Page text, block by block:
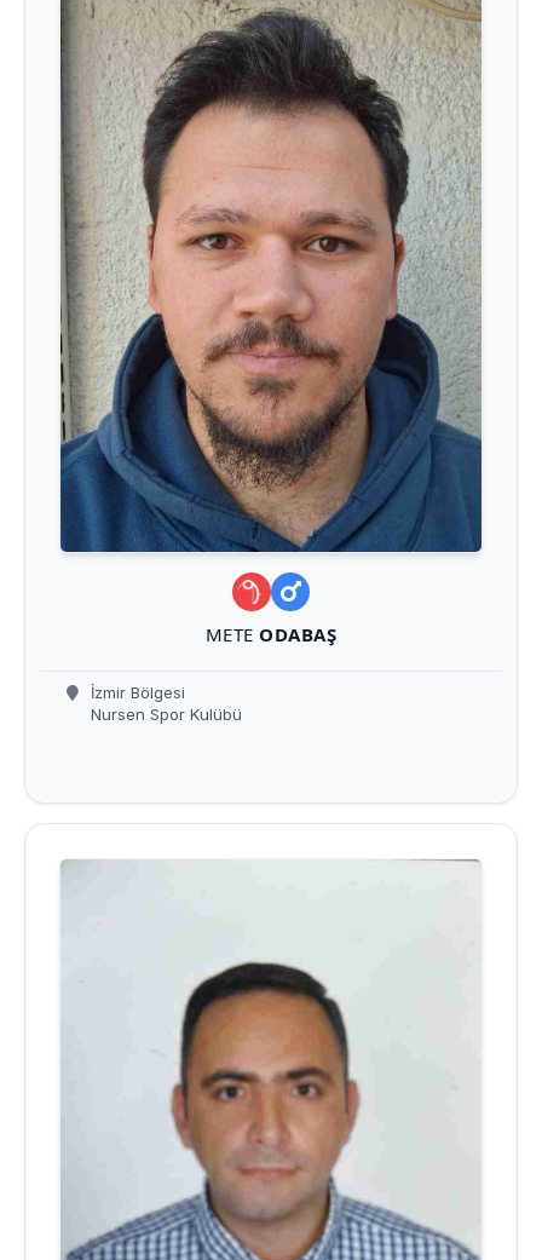
METE ODABAŞ
İzmir Bölgesi
Nursen Spor Kulübü